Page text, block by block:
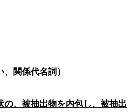
関係代名詞）
の、被抽出物を内包し、被抽出